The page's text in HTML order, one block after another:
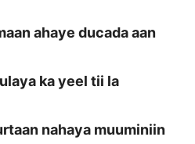
ahaye ducada aan
ka yeel tii la
nahaya muuminiin